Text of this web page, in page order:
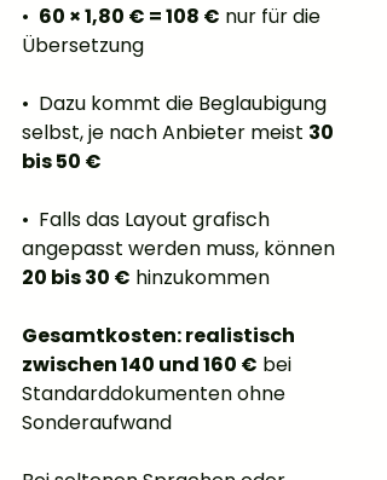
• 60 × 1,80 € = 108 € nur für die
Übersetzung
•  Dazu kommt die Beglaubigung
selbst, je nach Anbieter meist 30
bis 50 €
•  Falls das Layout grafisch
angepasst werden muss, können
20 bis 30 € hinzukommen
Gesamtkosten: realistisch
zwischen 140 und 160 € bei
Standarddokumenten ohne
Sonderaufwand